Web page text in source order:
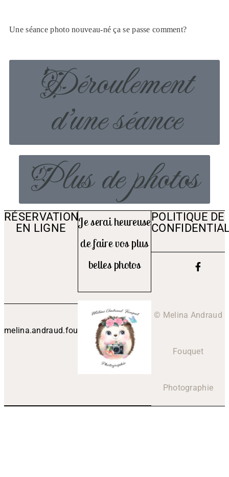
Une séance photo nouveau-né ça se passe comment?
Déroulement
d'une séance
Plus de photos
RÉSERVATION
EN LIGNE
melina.andraud.fouquet@outlook.fr
Je serai heureuse
de faire vos plus
belles photos
POLITIQUE DE
© Melina Andraud
Fouquet
Photographie